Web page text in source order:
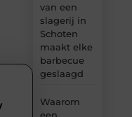
van een
slagerij in
Schoten
maakt elke
barbecue
geslaagd
Waarom